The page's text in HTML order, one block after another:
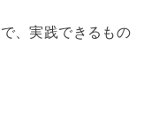
、実践できるもの